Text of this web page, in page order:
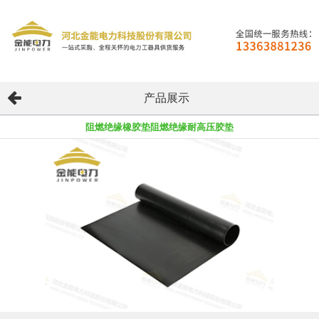
产品展示
阻燃绝缘橡胶垫阻燃绝缘耐高压胶垫